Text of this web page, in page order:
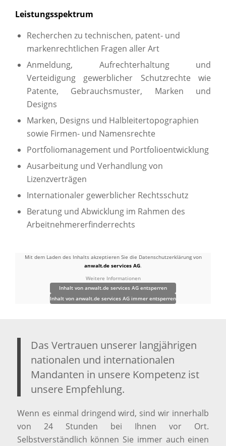
Leistungsspektrum
Recherchen zu technischen, patent- und
markenrechtlichen Fragen aller Art
Anmeldung, Aufrechterhaltung und
Verteidigung gewerblicher Schutzrechte wie
Patente, Gebrauchsmuster, Marken und
Designs
Marken, Designs und Halbleitertopographien
sowie Firmen- und Namensrechte
Portfoliomanagement und Portfolioentwicklung
Ausarbeitung und Verhandlung von
Lizenzverträgen
Internationaler gewerblicher Rechtsschutz
Beratung und Abwicklung im Rahmen des
Arbeitnehmererfinderrechts
Mit dem Laden des Inhalts akzeptieren Sie die Datenschutzerklärung von
anwalt.de services AG.
Weitere Informationen
Inhalt von anwalt.de services AG entsperren
Inhalt von anwalt.de services AG immer entsperren
Das Vertrauen unserer langjährigen
nationalen und internationalen
Mandanten in unsere Kompetenz ist
unsere Empfehlung.
Wenn es einmal dringend wird, sind wir innerhalb
von 24 Stunden bei Ihnen vor Ort.
Selbstverständlich können Sie immer auch einen